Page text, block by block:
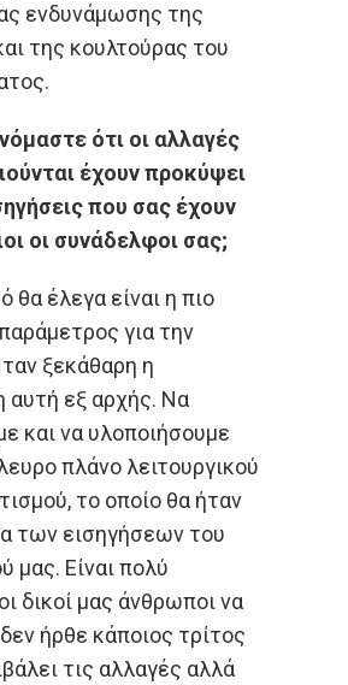
ενδυνάμωσης της
της κουλτούρας του
ότι οι αλλαγές
έχουν προκύψει
που σας έχουν
οι συνάδελφοι σας;
θα έλεγα είναι η πιο
για την
ξεκάθαρη η
αυτή εξ αρχής. Να
και να υλοποιήσουμε
πλάνο λειτουργικού
το οποίο θα ήταν
των εισηγήσεων του
μας. Είναι πολύ
δικοί μας άνθρωποι να
ήρθε κάποιος τρίτος
τις αλλαγές αλλά